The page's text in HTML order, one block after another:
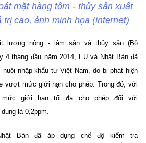
mặt hàng tôm - thủy sản xuất
trị cao, ảnh minh họa (internet)
lượng nông - lâm sản và thủy sản (Bộ
4 tháng đầu năm 2014, EU và Nhật Bản đã
nuôi nhập khẩu từ Việt Nam, do bị phát hiện
vượt mức giới hạn cho phép. Trong đó, với
giới hạn tối đa cho phép đối với
là 0,2ppm.
Bản đã áp dụng chế độ kiểm tra